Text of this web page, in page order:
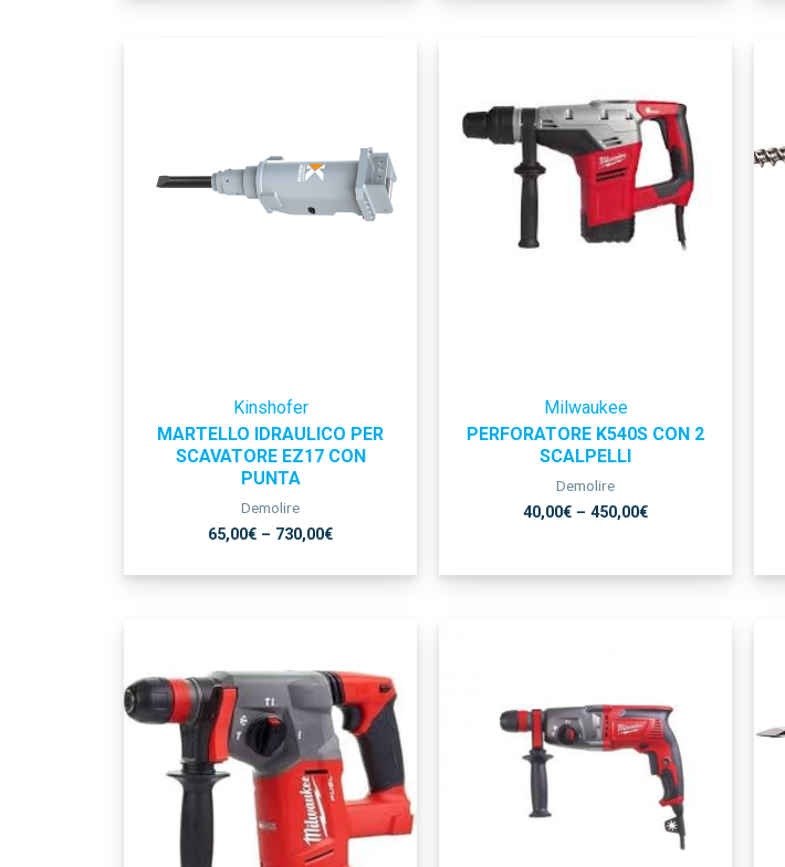
Kinshofer
MARTELLO IDRAULICO PER
SCAVATORE EZ17 CON
PUNTA
Demolire
65,00€ – 730,00€
Milwaukee
PERFORATORE K540S CON 2
SCALPELLI
Demolire
40,00€ – 450,00€